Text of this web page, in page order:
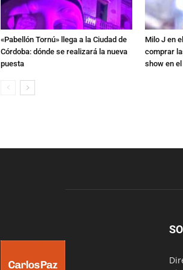
«Pabellón Tornú» llega a la Ciudad de
Córdoba: dónde se realizará la nueva
puesta
Milo J en
comprar
show en